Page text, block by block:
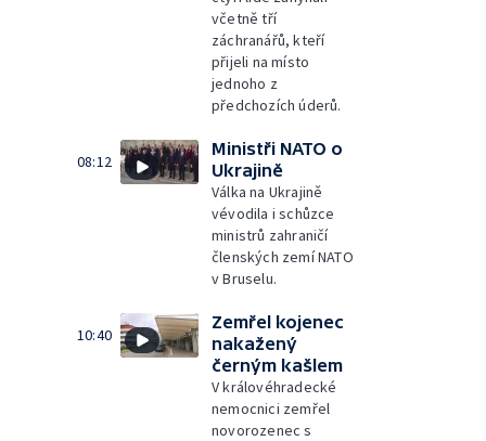
včetně tří
záchranářů, kteří
přijeli na místo
jednoho z
předchozích úderů.
08:12
Ministři NATO o
Ukrajině
Válka na Ukrajině
vévodila i schůzce
ministrů zahraničí
členských zemí NATO
v Bruselu.
10:40
Zemřel kojenec
nakažený
černým kašlem
V královéhradecké
nemocnici zemřel
novorozenec s